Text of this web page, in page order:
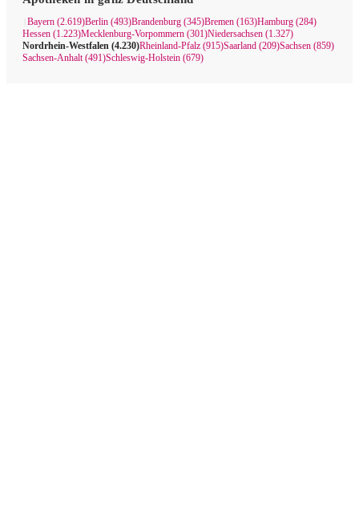
Bayern (2.619)Berlin (493)Brandenburg (345)Bremen (163)Hamburg (284)
Hessen (1.223)Mecklenburg-Vorpommern (301)Niedersachsen (1.327)
Nordrhein-Westfalen (4.230)Rheinland-Pfalz (915)Saarland (209)Sachsen (859)
Sachsen-Anhalt (491)Schleswig-Holstein (679)